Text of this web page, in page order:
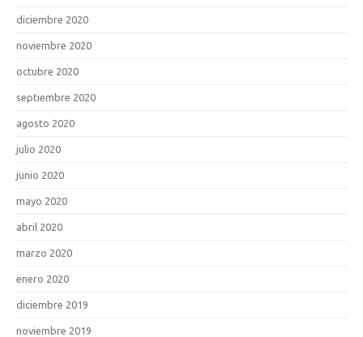
diciembre 2020
noviembre 2020
octubre 2020
septiembre 2020
agosto 2020
julio 2020
junio 2020
mayo 2020
abril 2020
marzo 2020
enero 2020
diciembre 2019
noviembre 2019